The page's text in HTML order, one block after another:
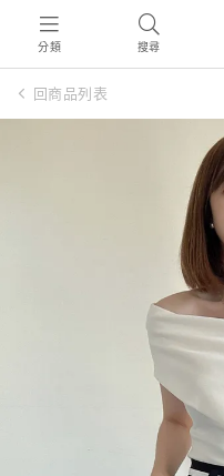
分類 搜尋
回商品列表